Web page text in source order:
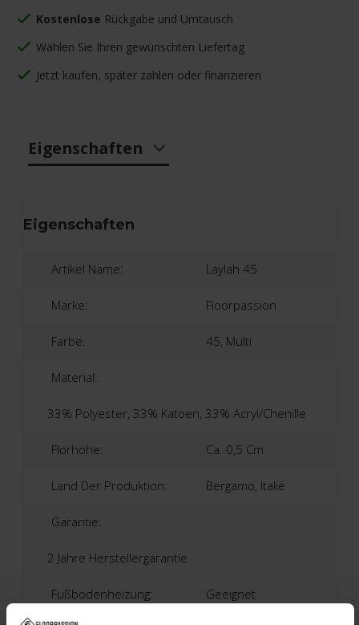
Kostenlose Rückgabe und Umtausch
Wählen Sie Ihren gewünschten Liefertag
Jetzt kaufen, später zahlen oder finanzieren
Eigenschaften
Eigenschaften
Artikel Name: Laylah 45
Marke: Floorpassion
Farbe: 45, Multi
Material:
33% Polyester, 33% Katoen, 33% Acryl/Chenille
Florhöhe: Ca. 0,5 Cm
Land Der Produktion: Bergamo, Italië
Garantie:
2 Jahre Herstellergarantie
Fußbodenheizung: Geeignet